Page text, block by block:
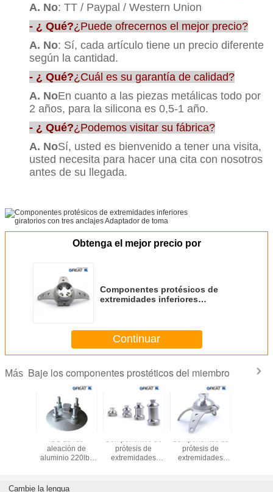
A. No: TT / Paypal / Western Union
- ¿ Qué?¿Puede ofrecernos el mejor precio?
A. No: Sí, cada artículo tiene un precio diferente
según la cantidad.
- ¿ Qué?¿Cuál es su garantía de calidad?
A. NoEn cuanto a las piezas metálicas todo por
2 años, para la silicona es 0,5-1 año.
- ¿ Qué?¿Podemos visitar su fábrica?
A. NoSí, usted es bienvenido a tener una visita,
usted necesita para hacer una cita con nosotros
antes de su llegada.
Obtenga el mejor precio por
Componentes protésicos de
extremidades inferiores
Continuar
Más Baje los componentes prostéticos del miembro
aleación de
aluminio 220lbs
prótesis de
extremidades
prótesis de
extremidades
Cambie la lengua